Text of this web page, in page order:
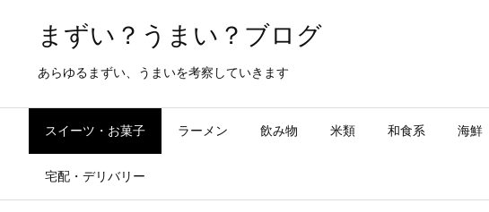
まずい？うまい？ブログ
あらゆるまずい、うまいを考察していきます
スイーツ・お菓子 ラーメン 飲み物 米類 和食系 海鮮
宅配・デリバリー